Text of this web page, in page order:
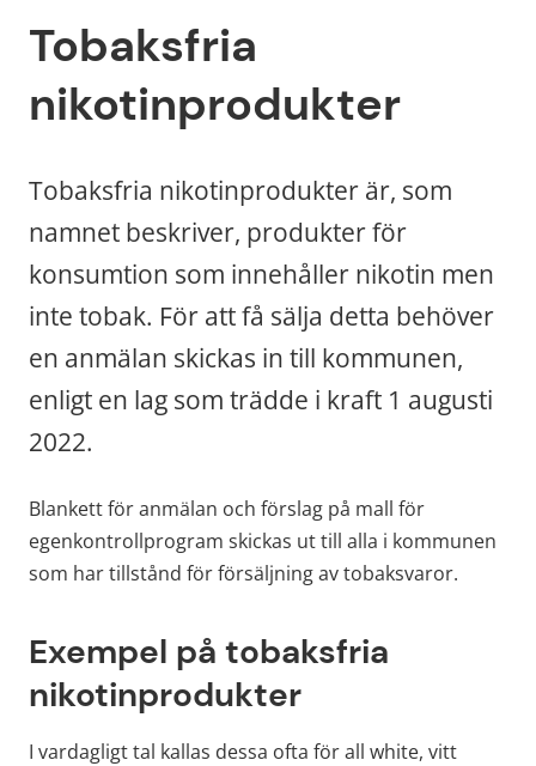
Tobaksfria
nikotinprodukter
Tobaksfria nikotinprodukter är, som
namnet beskriver, produkter för
konsumtion som innehåller nikotin men
inte tobak. För att få sälja detta behöver
en anmälan skickas in till kommunen,
enligt en lag som trädde i kraft 1 augusti
2022.
Blankett för anmälan och förslag på mall för
egenkontrollprogram skickas ut till alla i kommunen
som har tillstånd för försäljning av tobaksvaror.
Exempel på tobaksfria
nikotinprodukter
I vardagligt tal kallas dessa ofta för all white, vitt